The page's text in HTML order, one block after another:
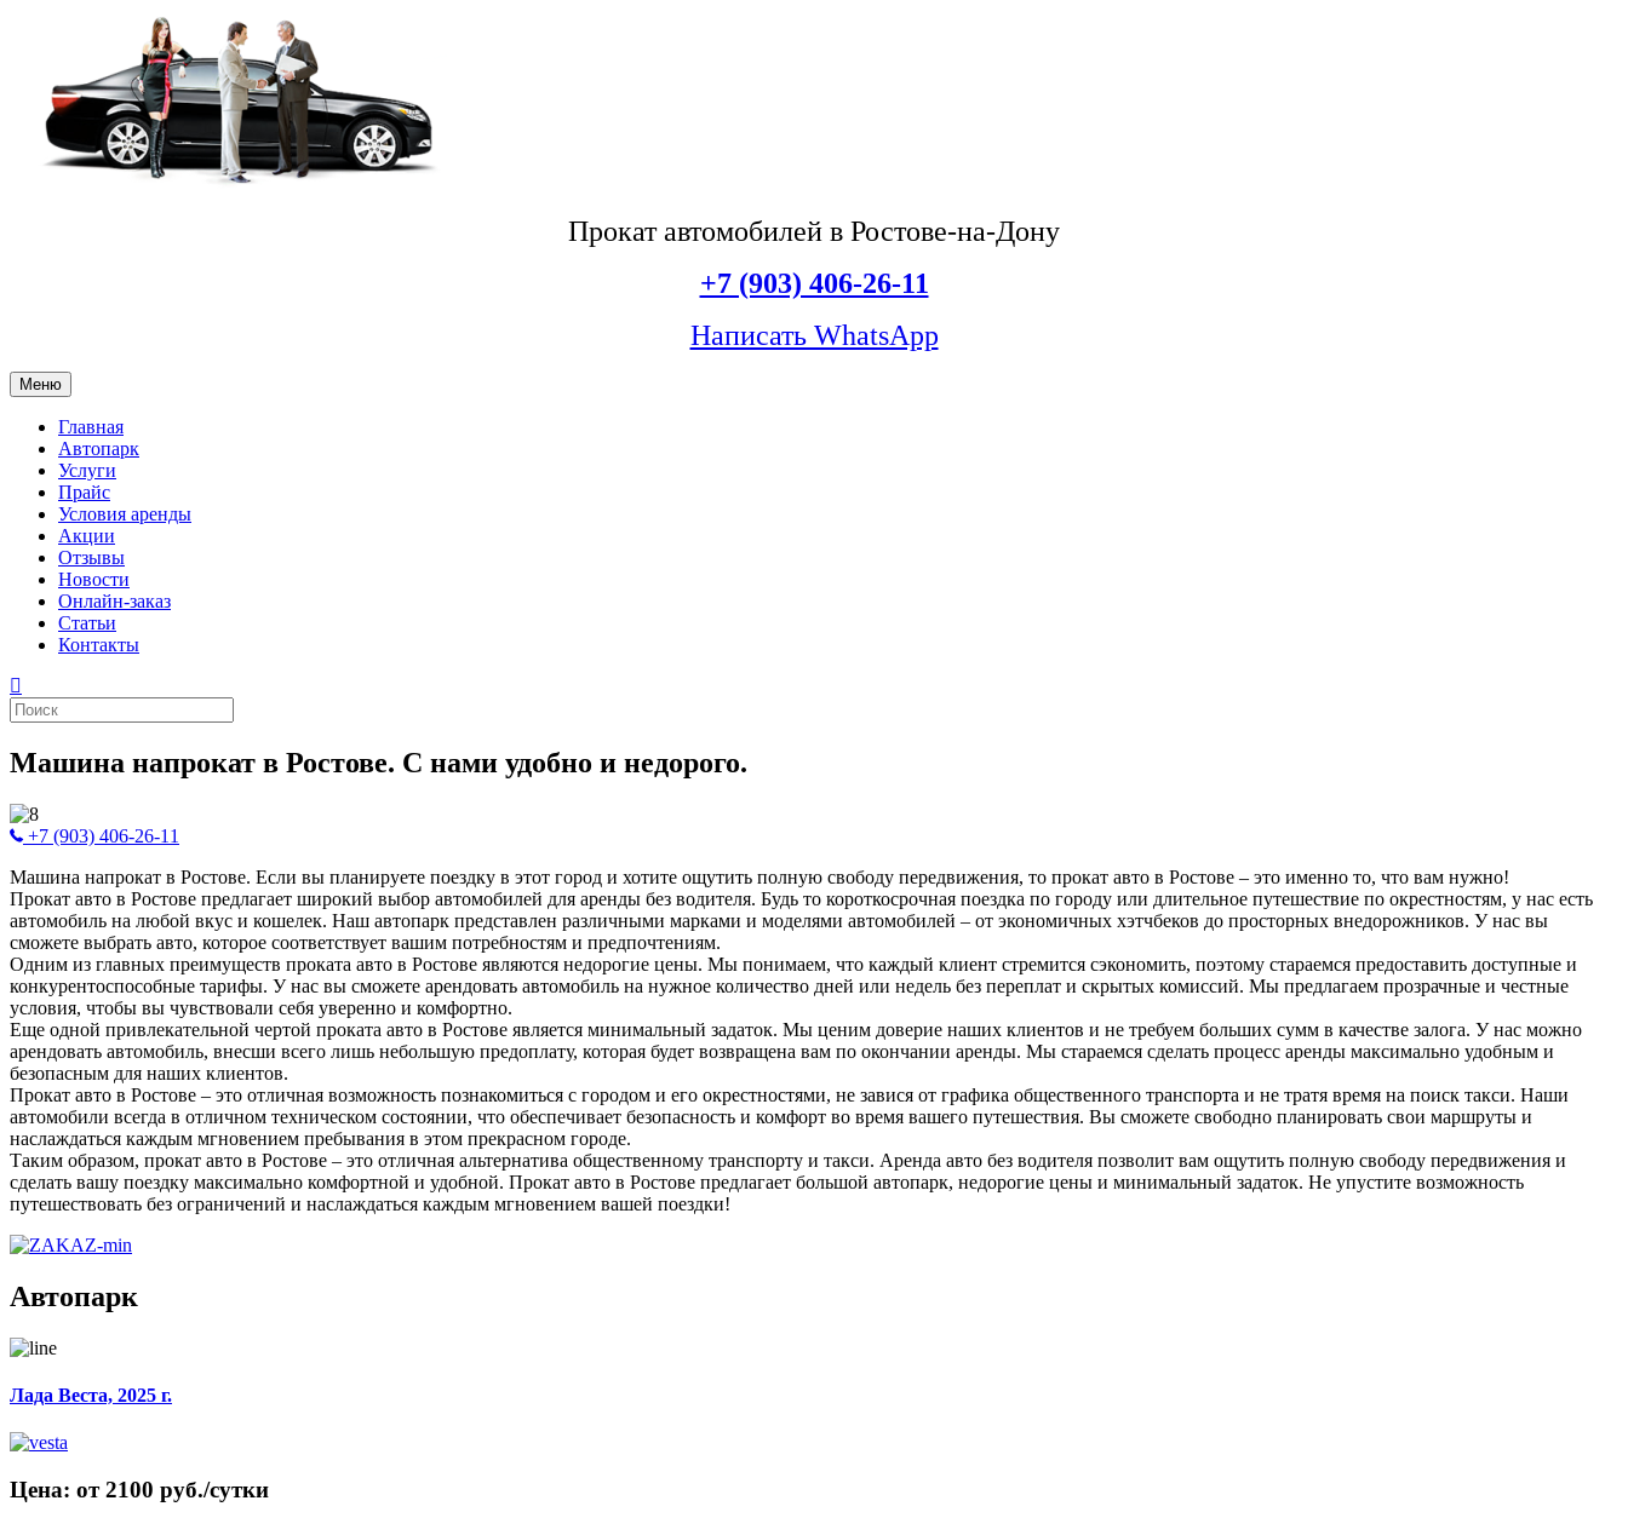
Прокат автомобилей в Ростове-на-Дону
+7 (903) 406-26-11
Написать WhatsApp
Меню
Главная
Автопарк
Услуги
Прайс
Условия аренды
Акции
Отзывы
Новости
Онлайн-заказ
Статьи
Контакты
Машина напрокат в Ростове. С нами удобно и недорого.
+7 (903) 406-26-11
Машина напрокат в Ростове. Если вы планируете поездку в этот город и хотите ощутить полную свободу передвижения, то прокат авто в Ростове – это именно то, что вам нужно!
Прокат авто в Ростове предлагает широкий выбор автомобилей для аренды без водителя. Будь то короткосрочная поездка по городу или длительное путешествие по окрестностям, у нас есть
автомобиль на любой вкус и кошелек. Наш автопарк представлен различными марками и моделями автомобилей – от экономичных хэтчбеков до просторных внедорожников. У нас вы
сможете выбрать авто, которое соответствует вашим потребностям и предпочтениям.
Одним из главных преимуществ проката авто в Ростове являются недорогие цены. Мы понимаем, что каждый клиент стремится сэкономить, поэтому стараемся предоставить доступные и
конкурентоспособные тарифы. У нас вы сможете арендовать автомобиль на нужное количество дней или недель без переплат и скрытых комиссий. Мы предлагаем прозрачные и честные
условия, чтобы вы чувствовали себя уверенно и комфортно.
Еще одной привлекательной чертой проката авто в Ростове является минимальный задаток. Мы ценим доверие наших клиентов и не требуем больших сумм в качестве залога. У нас можно
арендовать автомобиль, внесши всего лишь небольшую предоплату, которая будет возвращена вам по окончании аренды. Мы стараемся сделать процесс аренды максимально удобным и
безопасным для наших клиентов.
Прокат авто в Ростове – это отличная возможность познакомиться с городом и его окрестностями, не завися от графика общественного транспорта и не тратя время на поиск такси. Наши
автомобили всегда в отличном техническом состоянии, что обеспечивает безопасность и комфорт во время вашего путешествия. Вы сможете свободно планировать свои маршруты и
наслаждаться каждым мгновением пребывания в этом прекрасном городе.
Таким образом, прокат авто в Ростове – это отличная альтернатива общественному транспорту и такси. Аренда авто без водителя позволит вам ощутить полную свободу передвижения и
сделать вашу поездку максимально комфортной и удобной. Прокат авто в Ростове предлагает большой автопарк, недорогие цены и минимальный задаток. Не упустите возможность
путешествовать без ограничений и наслаждаться каждым мгновением вашей поездки!
Автопарк
Лада Веста, 2025 г.
Цена: от 2100 руб./сутки